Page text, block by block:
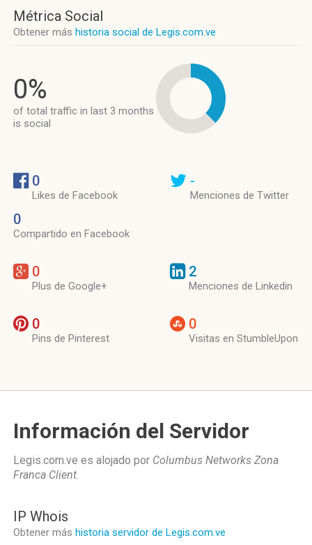
Métrica Social
Obtener más historia social de Legis.com.ve
0%
of total traffic in last 3 months
is social
0
Likes de Facebook
0
Compartido en Facebook
-
Menciones de Twitter
0
Plus de Google+
2
Menciones de Linkedin
0
Pins de Pinterest
0
Visitas en StumbleUpon
Información del Servidor
Legis.com.ve es alojado por Columbus Networks Zona
Franca Client.
IP Whois
Obtener más historia servidor de Legis.com.ve